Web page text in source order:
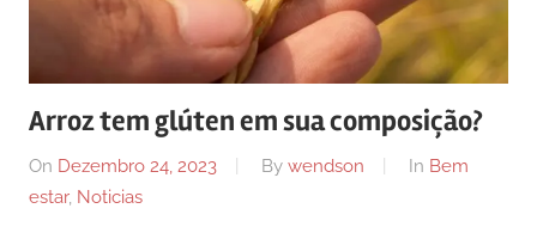
Arroz tem glúten em sua composição?
On Dezembro 24, 2023 By wendson In Bem
estar, Noticias